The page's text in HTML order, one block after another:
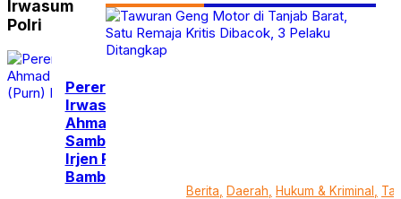
Politik
Pemerintahan
Irwasum
Polri
Pererat Silaturahmi,
Irwasum Komjen Pol
Ahmad Dhofiri
Sambangi Kediaman
Irjen Pol (Purn)
Bambang Suparsono
Berita Daerah Hukum & Kriminal